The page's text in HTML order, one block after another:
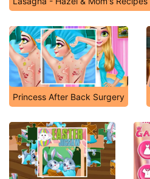
Princess After Back Surgery